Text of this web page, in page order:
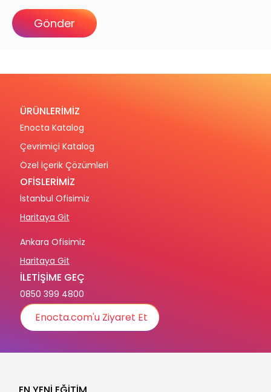
ÜRÜNLERİMİZ
Enocta Katalog
Çevrimiçi Katalog
Özel İçerik Çözümleri
OFİSLERİMİZ
İstanbul Ofisimiz
Haritaya Git
Ankara Ofisimiz
Haritaya Git
İLETİŞİME GEÇ
0850 399 4800
Enocta.com'u Ziyaret Et